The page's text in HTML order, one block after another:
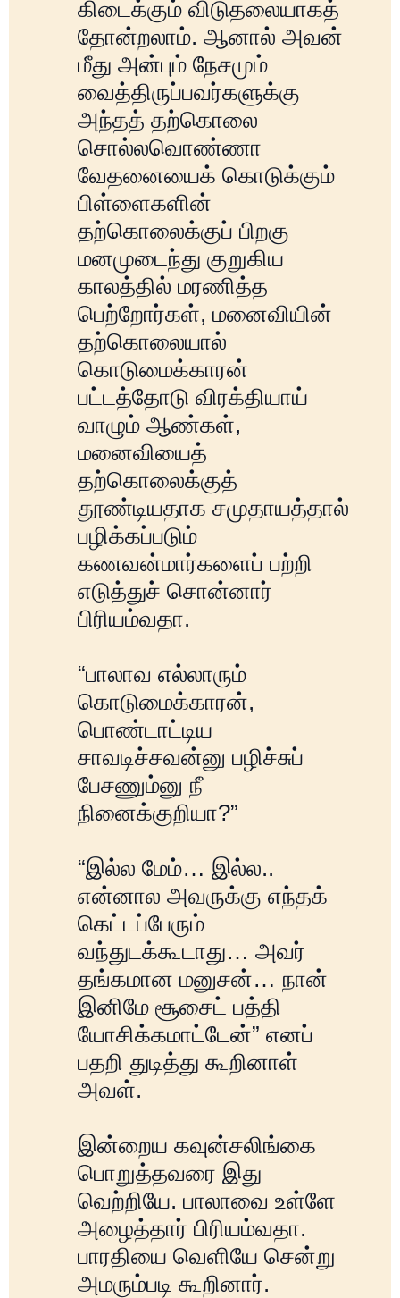
கிடைக்கும் விடுதலையாகத்
தோன்றலாம். ஆனால் அவன்
மீது அன்பும் நேசமும்
வைத்திருப்பவர்களுக்கு
அந்தத் தற்கொலை
சொல்லவொண்ணா
வேதனையைக் கொடுக்கும்
பிள்ளைகளின்
தற்கொலைக்குப் பிறகு
மனமுடைந்து குறுகிய
காலத்தில் மரணித்த
பெற்றோர்கள், மனைவியின்
தற்கொலையால்
கொடுமைக்காரன்
பட்டத்தோடு விரக்தியாய்
வாழும் ஆண்கள்,
மனைவியைத்
தற்கொலைக்குத்
தூண்டியதாக சமுதாயத்தால்
பழிக்கப்படும்
கணவன்மார்களைப் பற்றி
எடுத்துச் சொன்னார்
பிரியம்வதா.
“பாலாவ எல்லாரும்
கொடுமைக்காரன்,
பொண்டாட்டிய
சாவடிச்சவன்னு பழிச்சுப்
பேசணும்னு நீ
நினைக்குறியா?”
“இல்ல மேம்… இல்ல..
என்னால அவருக்கு எந்தக்
கெட்டப்பேரும்
வந்துடக்கூடாது… அவர்
தங்கமான மனுசன்… நான்
இனிமே சூசைட் பத்தி
யோசிக்கமாட்டேன்” எனப்
பதறி துடித்து கூறினாள்
அவள்.
இன்றைய கவுன்சலிங்கை
பொறுத்தவரை இது
வெற்றியே. பாலாவை உள்ளே
அழைத்தார் பிரியம்வதா.
பாரதியை வெளியே சென்று
அமரும்படி கூறினார்.